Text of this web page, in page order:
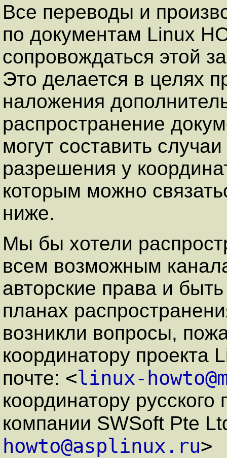
Все переводы и
по документам Linux
сопровождаться этой
Это делается в целях
наложения
распространение
могут составить
разрешения у
которым можно
ниже.
Мы бы хотели
всем возможным
авторские права и
планах
возникли вопросы,
координатору проекта
почте: <linux-
координатору
компании SWSoft Pte
howto@asplinux.ru>